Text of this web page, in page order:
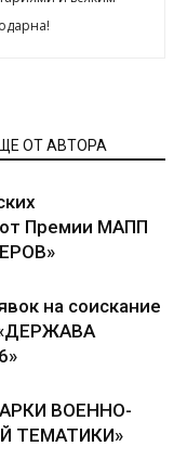
ОТ АВТОРА
Премии МАПП
на соискание
ВОЕННО-
ТЕМАТИКИ»